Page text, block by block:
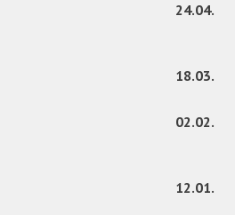
24.04.
18.03.
02.02.
12.01.